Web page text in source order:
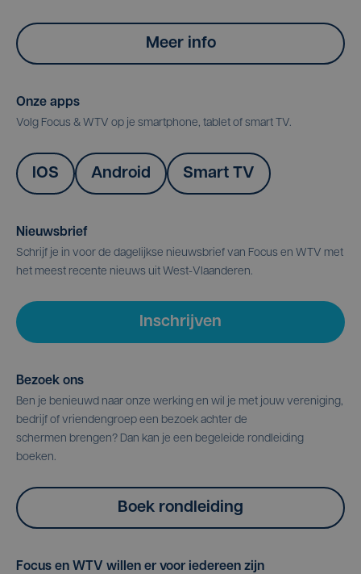
Meer info
Onze apps
Volg Focus & WTV op je smartphone, tablet of smart TV.
IOS Android Smart TV
Nieuwsbrief
Schrijf je in voor de dagelijkse nieuwsbrief van Focus en WTV met
het meest recente nieuws uit West-Vlaanderen.
Inschrijven
Bezoek ons
Ben je benieuwd naar onze werking en wil je met jouw vereniging,
bedrijf of vriendengroep een bezoek achter de
schermen brengen? Dan kan je een begeleide rondleiding
boeken.
Boek rondleiding
Focus en WTV willen er voor iedereen zijn